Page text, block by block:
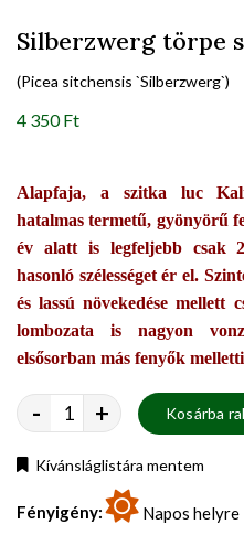
Silberzwerg törpe
(Picea sitchensis `Silberzwerg`)
4 350 Ft
Alapfaja, a szitka luc
hatalmas termetű, gyönyörű
év alatt is legfeljebb csak
hasonló szélességet ér el.
és lassú növekedése mellett
lombozata is nagyon
elsősorban más fenyők
- + Kosárba
Kívánsláglistára mentem
Fényigény: Napos helyre